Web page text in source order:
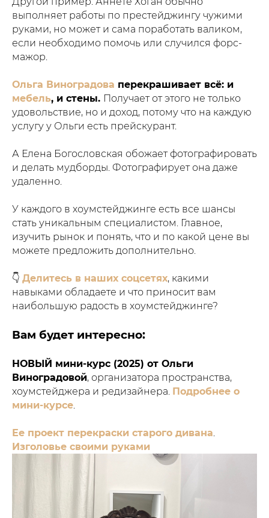
выполняет работы по престейджингу чужими
руками, но может и сама поработать валиком,
если необходимо помочь или случился форс-
мажор.
Ольга Виноградова перекрашивает всё: и
мебель, и стены. Получает от этого не только
удовольствие, но и доход, потому что на каждую
услугу у Ольги есть прейскурант.
А Елена Богословская обожает фотографировать
и делать мудборды. Фотографирует она даже
удаленно.
У каждого в хоумстейджинге есть все шансы
стать уникальным специалистом. Главное,
изучить рынок и понять, что и по какой цене вы
можете предложить дополнительно.
👇 Делитесь в наших соцсетях, какими
навыками обладаете и что приносит вам
наибольшую радость в хоумстейджинге?
Вам будет интересно:
НОВЫЙ мини-курс (2025) от Ольги
Виноградовой, организатора пространства,
хоумстейджера и редизайнера. Подробнее о
мини-курсе.
Ее проект перекраски старого дивана.
Изголовье своими руками